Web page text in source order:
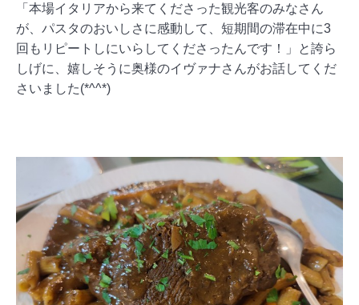
「本場イタリアから来てくださった観光客のみなさん
が、パスタのおいしさに感動して、短期間の滞在中に3
回もリピートしにいらしてくださったんです！」と誇ら
しげに、嬉しそうに奥様のイヴァナさんがお話してくだ
さいました(*^^*)